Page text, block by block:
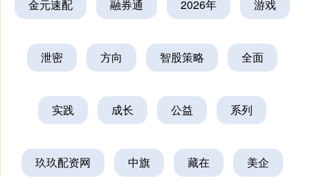
金元速配 融券通 2026年 游戏
泄密 方向 智股策略 全面
实践 成长 公益 系列
玖玖配资网 中旗 藏在 美企